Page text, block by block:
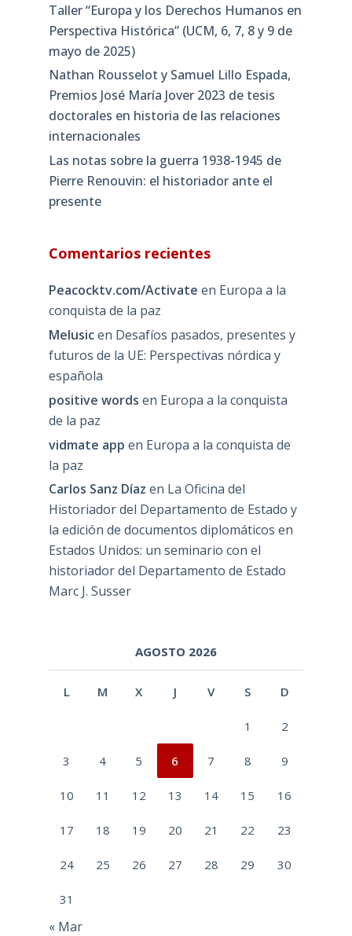
Taller “Europa y los Derechos Humanos en
Perspectiva Histórica” (UCM, 6, 7, 8 y 9 de
mayo de 2025)
Nathan Rousselot y Samuel Lillo Espada,
Premios José María Jover 2023 de tesis
doctorales en historia de las relaciones
internacionales
Las notas sobre la guerra 1938-1945 de
Pierre Renouvin: el historiador ante el
presente
Comentarios recientes
Peacocktv.com/Activate en Europa a la
conquista de la paz
Melusicen Desafíos pasados, presentes y
futuros de la UE: Perspectivas nórdica y
española
positive words en Europa a la conquista
de la paz
vidmate app en Europa a la conquista de
la paz
Carlos Sanz Díaz en La Oficina del
Historiador del Departamento de Estado y
la edición de documentos diplomáticos en
Estados Unidos: un seminario con el
historiador del Departamento de Estado
Marc J. Susser
AGOSTO 2026
L M X J V S D
1 2
3 4 5 6 7 8 9
10 11 12 13 14 15 16
17 18 19 20 21 22 23
24 25 26 27 28 29 30
31
« Mar